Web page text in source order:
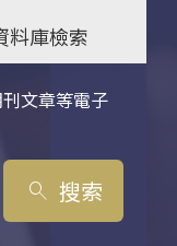
料庫檢索
文章等電子
search 搜索